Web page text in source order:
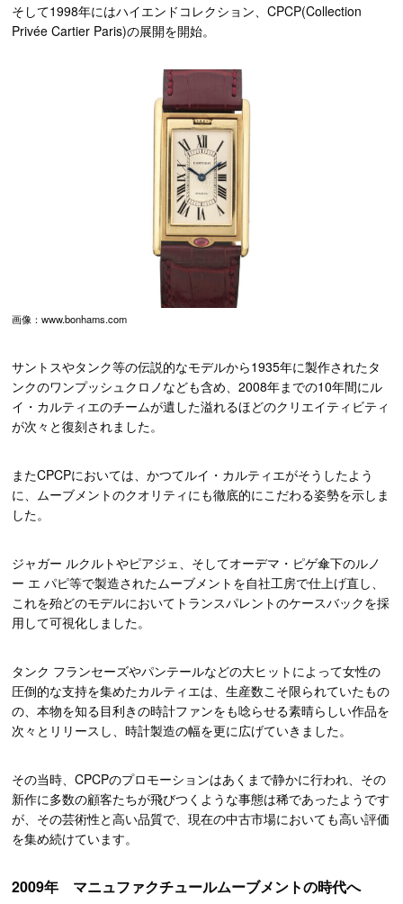
そして1998年にはハイエンドコレクション、CPCP(Collection
Privée Cartier Paris)の展開を開始。
画像：www.bonhams.com
サントスやタンク等の伝説的なモデルから1935年に製作されたタ
ンクのワンプッシュクロノなども含め、2008年までの10年間にル
イ・カルティエのチームが遺した溢れるほどのクリエイティビティ
が次々と復刻されました。
またCPCPにおいては、かつてルイ・カルティエがそうしたよう
に、ムーブメントのクオリティにも徹底的にこだわる姿勢を示しま
した。
ジャガー ルクルトやピアジェ、そしてオーデマ・ピゲ傘下のルノ
ー エ パピ等で製造されたムーブメントを自社工房で仕上げ直し、
これを殆どのモデルにおいてトランスパレントのケースバックを採
用して可視化しました。
タンク フランセーズやパンテールなどの大ヒットによって女性の
圧倒的な支持を集めたカルティエは、生産数こそ限られていたもの
の、本物を知る目利きの時計ファンをも唸らせる素晴らしい作品を
次々とリリースし、時計製造の幅を更に広げていきました。
その当時、CPCPのプロモーションはあくまで静かに行われ、その
新作に多数の顧客たちが飛びつくような事態は稀であったようです
が、その芸術性と高い品質で、現在の中古市場においても高い評価
を集め続けています。
2009年 マニュファクチュールムーブメントの時代へ